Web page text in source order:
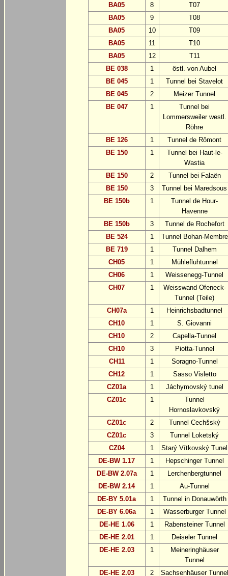
BA05
8
T07
BA05
9
T08
BA05
10
T09
BA05
11
T10
BA05
12
T11
BE 038
1
östl. von Aubel
BE 045
1
Tunnel bei Stavelot
BE 045
2
Meizer Tunnel
BE 047
1
Tunnel bei
Lommersweiler westl.
Röhre
BE 126
1
Tunnel de Rômont
BE 150
1
Tunnel bei Haut-le-
Wastia
BE 150
2
Tunnel bei Falaën
BE 150
3
Tunnel bei Maredsous
BE 150b
1
Tunnel de Hour-
Havenne
BE 150b
3
Tunnel de Rochefort
BE 524
1
Tunnel Bohan-Membre
BE 719
1
Tunnel Dalhem
CH05
1
Mühlefluhtunnel
CH06
1
Weissenegg-Tunnel
CH07
1
Weisswand-Ofeneck-
Tunnel (Teile)
CH07a
1
Heinrichsbadtunnel
CH10
1
S. Giovanni
CH10
2
Capella-Tunnel
CH10
3
Piotta-Tunnel
CH11
1
Soragno-Tunnel
CH12
1
Sasso Visletto
CZ01a
1
Jáchymovský tunel
CZ01c
1
Tunnel
Hornoslavkovský
CZ01c
2
Tunnel Cechšský
CZ01c
3
Tunnel Loketský
CZ04
1
Starý Vítkovský Tunel
DE-BW 1.17
1
Hepschinger Tunnel
DE-BW 2.07a
1
Lerchenbergtunnel
DE-BW 2.14
1
Au-Tunnel
DE-BY 5.01a
1
Tunnel in Donauwörth
DE-BY 6.06a
1
Wasserburger Tunnel
DE-HE 1.06
1
Rabensteiner Tunnel
DE-HE 2.01
1
Deiseler Tunnel
DE-HE 2.03
1
Meineringhäuser
Tunnel
DE-HE 2.03
2 Sachsenhäuser Tunnel